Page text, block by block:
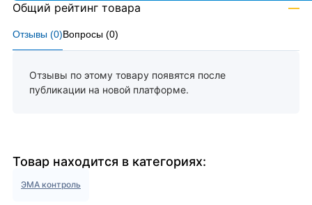
Отзывы (0)Вопросы (0)
Отзывы по этому товару появятся после
публикации на новой платформе.
Общий рейтинг товара —
Товар находится в категориях:
ЭМА контроль